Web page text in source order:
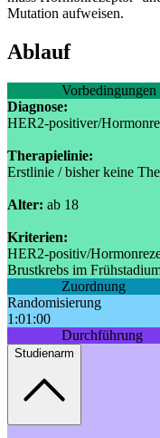
Mutation aufweisen.
Ablauf
Vorbedingungen
Diagnose:
HER2-positiver/
Therapielinie:
Erstlinie / bisher keine
Alter: ab 18
Kriterien:
HER2-positiv/
Brustkrebs im
Zuordnung
Randomisierung
1:01:00
Durchführung
Studienarm